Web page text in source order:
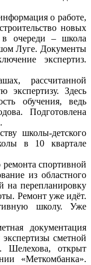
о работе,
новых
в очереди – школа
Луге. Документы
экспертиз.
рассчитанной
экспертизу. Здесь
обучения, ведь
Подготовлена
школы-детского
в 10 квартале
ремонта спортивной
из областного
на перепланировку
Ремонт уже идёт.
школу. Уже
документация
сметной
Шелехова, открыт
«Меткомбанка».